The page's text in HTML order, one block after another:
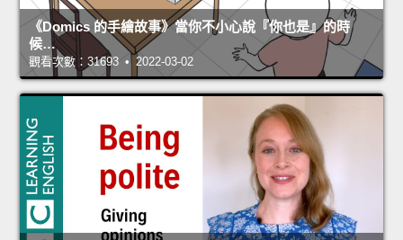
《Domics 的手繪故事》當你不小心說『你也是』的時
候…
觀看次數：31693 • 2022-03-02